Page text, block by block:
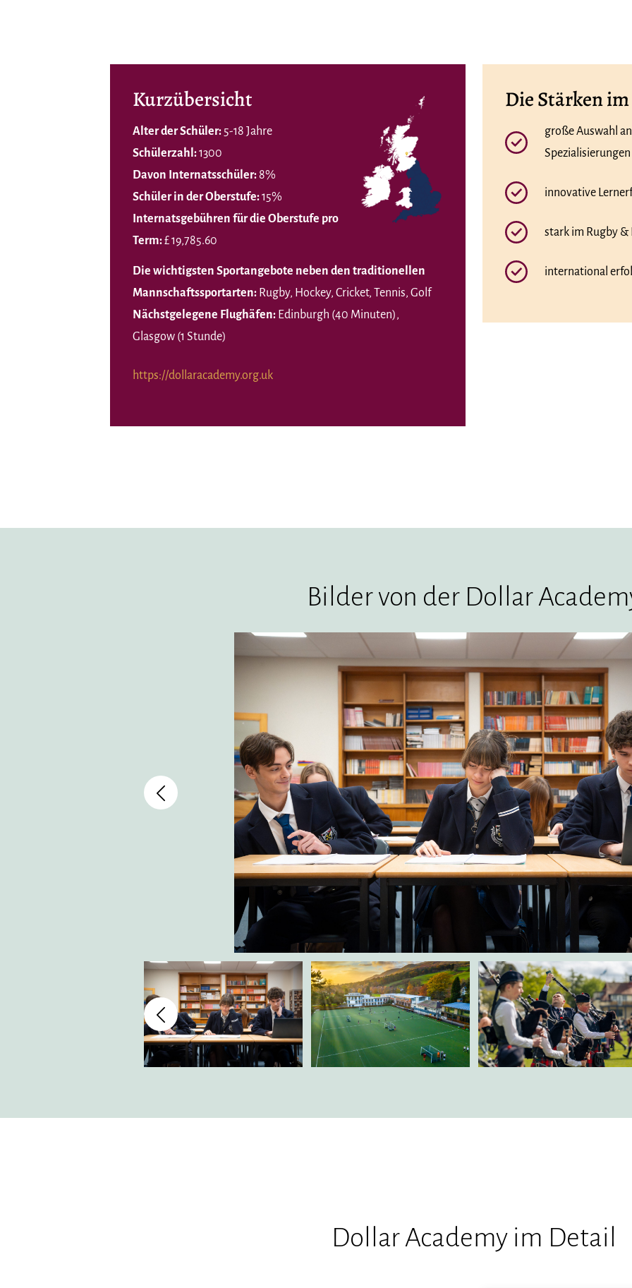
Kurzübersicht
Alter der Schüler: 5-18 Jahre
Schülerzahl:1300
Davon Internatsschüler: 8%
Schüler in der Oberstufe:15%
Internatsgebühren für die Oberstufe pro
Term:£ 19,785.60
Die wichtigsten Sportangebote neben den traditionellen
Mannschaftssportarten: Rugby, Hockey, Cricket, Tennis, Golf
Nächstgelegene Flughäfen: Edinburgh (40 Minuten),
Glasgow (1 Stunde)
https://dollaracademy.org.uk
Die Stärken
große Auswahl
Spezialisierungen
innovative
stark im Rugby &
international
Bilder von der Dollar
Dollar Academy im Detail